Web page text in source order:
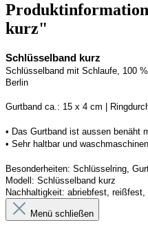
kurz"
Schlüsselband kurz
Schlüsselband mit Schlaufe, 100
Berlin
Gurtband ca.: 15 x 4 cm | R
• Das Gurtband ist aussen benäht
• Sehr haltbar und
Besonderheiten: Schlüsselring,
Modell: Schlüsselband kurz
Nachhaltigkeit: abriebfest, reißfest,
Menü schließen